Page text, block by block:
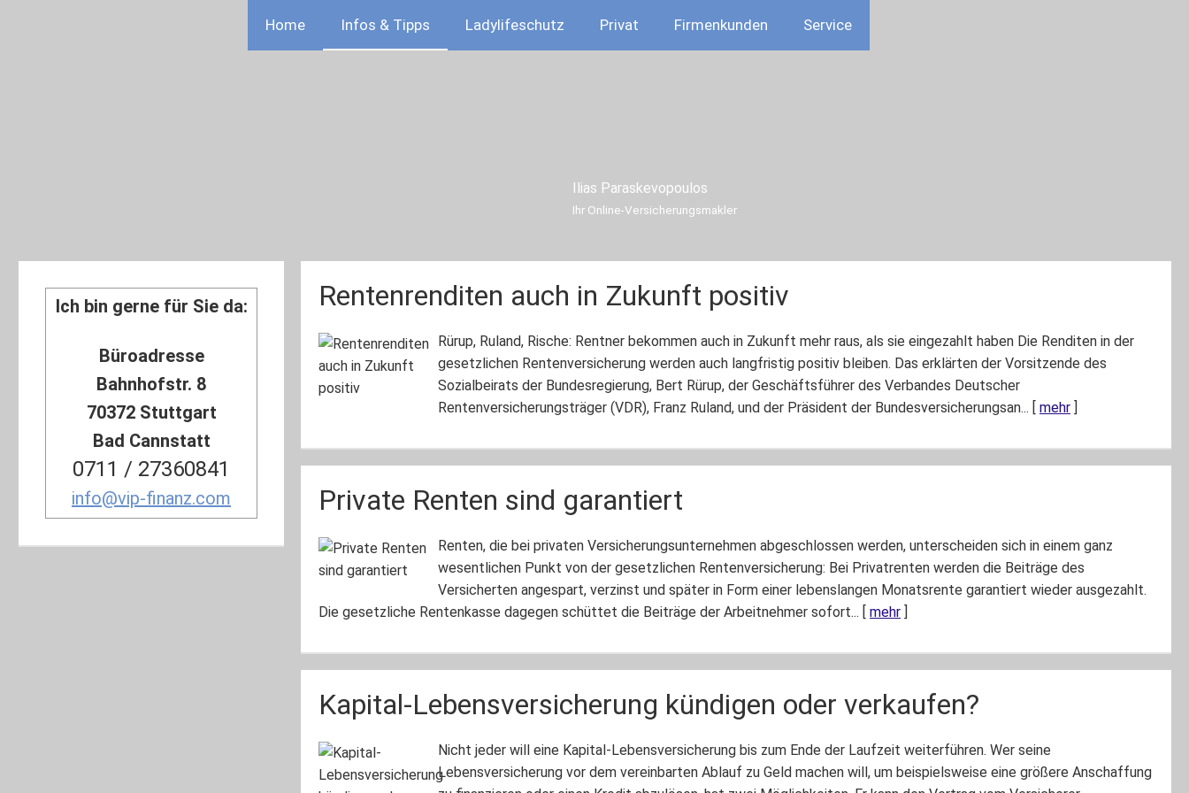
Home Infos & Tipps Ladylifeschutz Privat Firmenkunden Service
Ich bin gerne für Sie da:
Büroadresse
Bahnhofstr. 8
70372 Stuttgart
Bad Cannstatt
0711 / 27360841
info@vip-finanz.com
Ilias Paraskevopoulos
Ihr Online-Ver­sicherungs­makler
Rentenrenditen auch in Zukunft positiv
Rürup, Ruland, Rische: Rentner bekommen auch in Zukunft mehr raus, als sie eingezahlt haben Die Renditen in der
gesetzlichen Rentenversicherung werden auch langfristig positiv bleiben. Das erklärten der Vorsitzende des
Sozialbeirats der Bundesregierung, Bert Rürup, der Geschäftsführer des Verbandes Deutscher
Rentenversicherungsträger (VDR), Franz Ruland, und der Präsident der Bundesversicherungsan... [ mehr ]
Private Renten sind garantiert
Renten, die bei privaten Ver­si­che­rungs­un­ter­neh­men abgeschlossen werden, unterscheiden sich in einem ganz
wesentlichen Punkt von der gesetzlichen Rentenversicherung: Bei Privatrenten werden die Beiträge des
Versicherten angespart, verzinst und später in Form einer lebenslangen Monatsrente garantiert wieder ausgezahlt.
Die gesetzliche Rentenkasse dagegen schüttet die Beiträge der Arbeitnehmer sofort... [ mehr ]
Kapital-Lebensversicherung kündigen oder verkaufen?
Nicht jeder will eine Kapital-Lebensversicherung bis zum Ende der Laufzeit weiterführen. Wer seine
Lebensversicherung vor dem vereinbarten Ablauf zu Geld machen will, um beispielsweise eine größere Anschaffung